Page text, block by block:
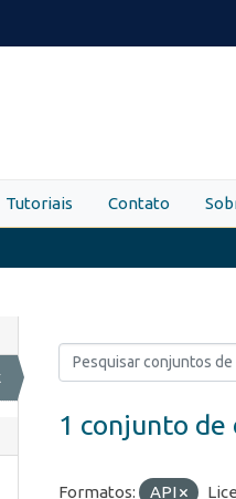
Tutoriais Contato
1 conjunto de
Formatos: API